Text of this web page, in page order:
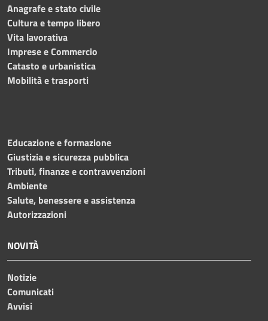
Anagrafe e stato civile
Cultura e tempo libero
Vita lavorativa
Imprese e Commercio
Catasto e urbanistica
Mobilità e trasporti
Educazione e formazione
Giustizia e sicurezza pubblica
Tributi, finanze e contravvenzioni
Ambiente
Salute, benessere e assistenza
Autorizzazioni
NOVITÀ
Notizie
Comunicati
Avvisi